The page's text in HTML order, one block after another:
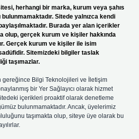
herhangi bir marka, kurum veya şahıs
Sitede yalnızca kendi
paylaşılmaktadır. Burada yer alan içerikler
olup, gerçek kurum ve kişiler hakkında
Gerçek kurum ve kişiler ile isim
Sitemizdeki bilgiler taslak
taşımazlar.
gereğince Bilgi Teknolojileri ve İletişim
bir Yer Sağlayıcı olarak hizmet
içerikleri proaktif olarak denetleme
bulunmamaktadır. Ancak, üyelerimiz
taşımakta olup, siteye üye olarak bu